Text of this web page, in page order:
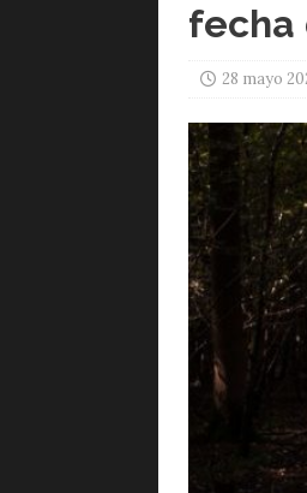
fecha
28 mayo